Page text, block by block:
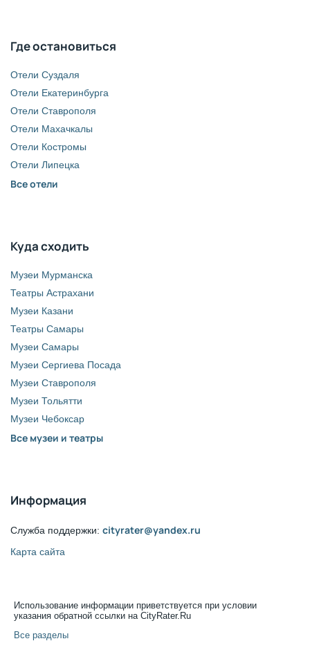
Где остановиться
Отели Суздаля
Отели Екатеринбурга
Отели Ставрополя
Отели Махачкалы
Отели Костромы
Отели Липецка
Все отели
Куда сходить
Музеи Мурманска
Театры Астрахани
Музеи Казани
Театры Самары
Музеи Самары
Музеи Сергиева Посада
Музеи Ставрополя
Музеи Тольятти
Музеи Чебоксар
Все музеи и театры
Информация
Служба поддержки: cityrater@yandex.ru
Карта сайта
Использование информации приветствуется при условии
указания обратной ссылки на CityRater.Ru
Все разделы